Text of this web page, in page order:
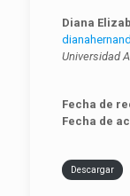
Diana
Universidad
Fecha de
Fecha de
Descargar